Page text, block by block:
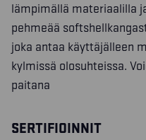
lämpimällä materiaalilla
pehmeää
joka antaa käyttäjälleen
kylmissä olosuhteissa.
paitana
SERTIFIOINNIT